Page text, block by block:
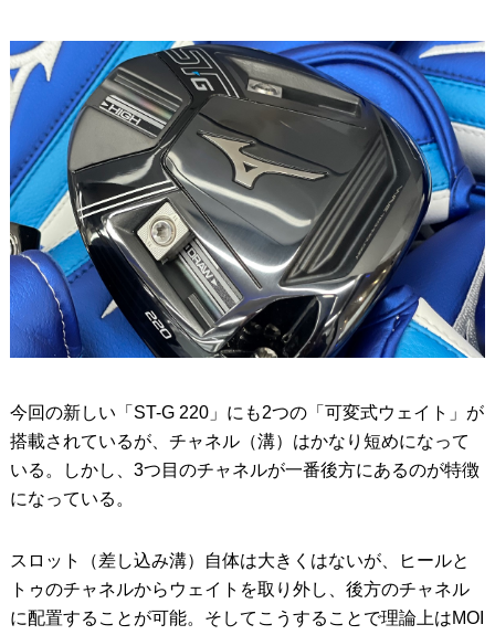
今回の新しい「ST-G 220」にも2つの「可変式ウェイト」が
搭載されているが、チャネル（溝）はかなり短めになって
いる。しかし、3つ目のチャネルが一番後方にあるのが特徴
になっている。
スロット（差し込み溝）自体は大きくはないが、ヒールと
トゥのチャネルからウェイトを取り外し、後方のチャネル
に配置することが可能。そしてこうすることで理論上はMOI